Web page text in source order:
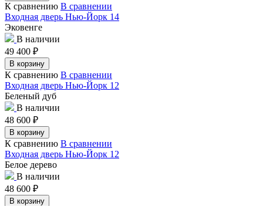
К сравнению В сравнении
Входная дверь Нью-Йорк 14
Эковенге
В наличии
49 400 ₽
В корзину
К сравнению В сравнении
Входная дверь Нью-Йорк 12
Беленый дуб
В наличии
48 600 ₽
В корзину
К сравнению В сравнении
Входная дверь Нью-Йорк 12
Белое дерево
В наличии
48 600 ₽
В корзину